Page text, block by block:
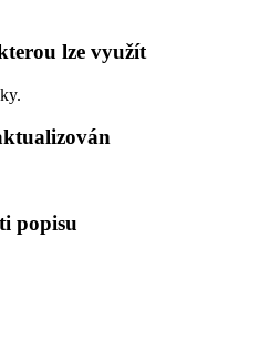
lze využít
popisu